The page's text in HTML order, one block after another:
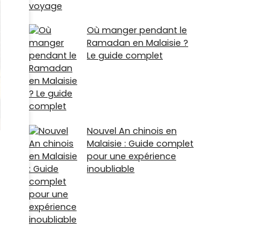
Où manger pendant le
Ramadan en Malaisie ?
Le guide complet
Nouvel An chinois en
Malaisie : Guide complet
pour une expérience
inoubliable